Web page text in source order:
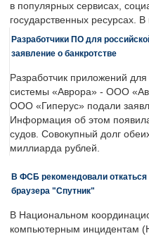
в популярных сервисах,
государственных ресурсах.
Разработчики ПО для
заявление о банкротстве
Разработчик приложений
системы «Аврора» - ООО
ООО «Гиперус» подали
Информация об этом
судов. Совокупный долг
миллиарда рублей.
В ФСБ рекомендовали откаться
браузера "Спутник"
В Национальном
компьютерным инцидентам